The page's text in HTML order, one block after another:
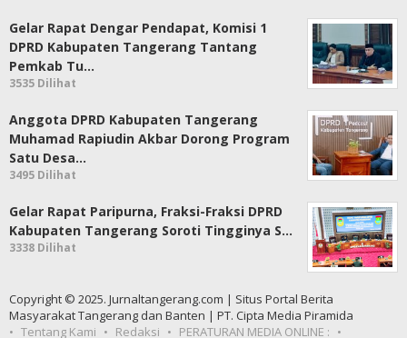
Gelar Rapat Dengar Pendapat, Komisi 1
DPRD Kabupaten Tangerang Tantang
Pemkab Tu…
3535 Dilihat
Anggota DPRD Kabupaten Tangerang
Muhamad Rapiudin Akbar Dorong Program
Satu Desa…
3495 Dilihat
Gelar Rapat Paripurna, Fraksi-Fraksi DPRD
Kabupaten Tangerang Soroti Tingginya S…
3338 Dilihat
Copyright © 2025. Jurnaltangerang.com | Situs Portal Berita
Masyarakat Tangerang dan Banten | PT. Cipta Media Piramida
Tentang Kami
Redaksi PERATURAN MEDIA ONLINE :